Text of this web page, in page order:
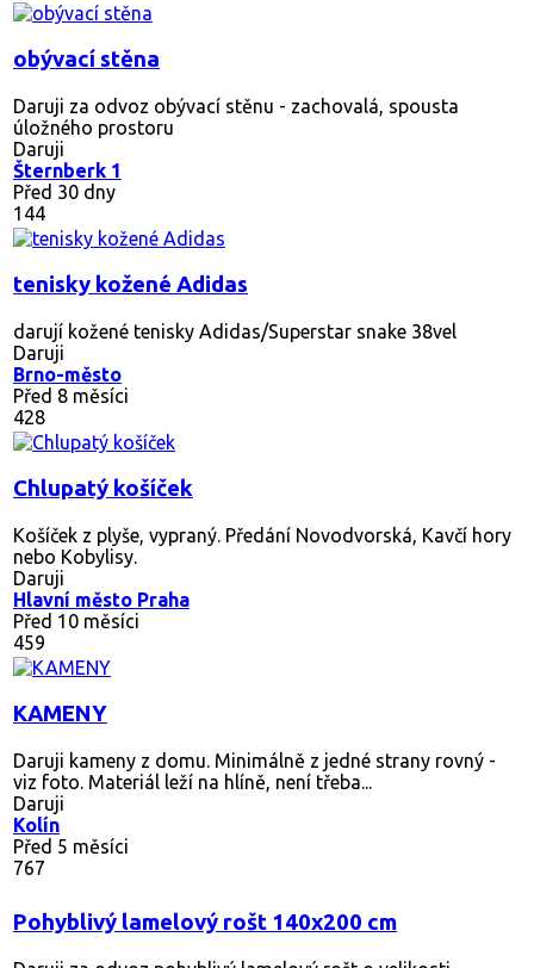
obývací stěna
Daruji za odvoz obývací stěnu - zachovalá, spousta
úložného prostoru
Daruji
Šternberk 1
Před 30 dny
144
tenisky kožené Adidas
darují kožené tenisky Adidas/Superstar snake 38vel
Daruji
Brno-město
Před 8 měsíci
428
Chlupatý košíček
Košíček z plyše, vypraný. Předání Novodvorská, Kavčí hory
nebo Kobylisy.
Daruji
Hlavní město Praha
Před 10 měsíci
459
KAMENY
Daruji kameny z domu. Minimálně z jedné strany rovný -
viz foto. Materiál leží na hlíně, není třeba...
Daruji
Kolín
Před 5 měsíci
767
Pohyblivý lamelový rošt 140x200 cm